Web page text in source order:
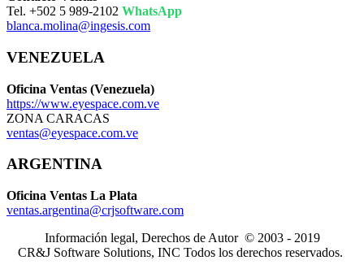
Tel. +502 5 989-2102 WhatsApp
blanca.molina@ingesis.com
VENEZUELA
Oficina Ventas (Venezuela)
https://www.eyespace.com.ve
ZONA CARACAS
ventas@eyespace.com.ve
ARGENTINA
Oficina Ventas La Plata
ventas.argentina@crjsoftware.com
Información legal, Derechos de Autor © 2003 - 2019
CR&J Software Solutions, INC Todos los derechos reservados.